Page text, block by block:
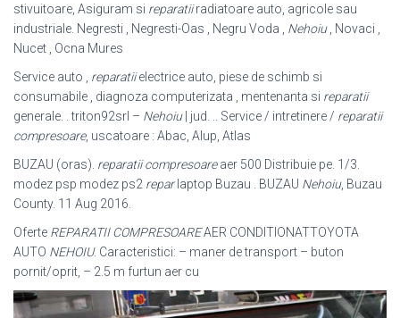
stivuitoare, Asiguram si reparatiiradiatoare auto, agricole sau
industriale. Negresti , Negresti-Oas , Negru Voda , Nehoiu, Novaci ,
Nucet , Ocna Mures
Service auto , reparatiielectrice auto, piese de schimb si
consumabile , diagnoza computerizata , mentenanta si reparatii
generale. . triton92srl – Nehoiu| jud. .. Service / intretinere / reparatii
compresoare, uscatoare : Abac, Alup, Atlas
BUZAU (oras). reparatii compresoareaer 500 Distribuie pe. 1/3.
modez psp modez ps2 reparlaptop Buzau . BUZAU Nehoiu, Buzau
County. 11 Aug 2016.
Oferte REPARATII COMPRESOAREAER CONDITIONATTOYOTA
AUTO NEHOIU. Caracteristici: – maner de transport – buton
pornit/oprit, – 2.5 m furtun aer cu